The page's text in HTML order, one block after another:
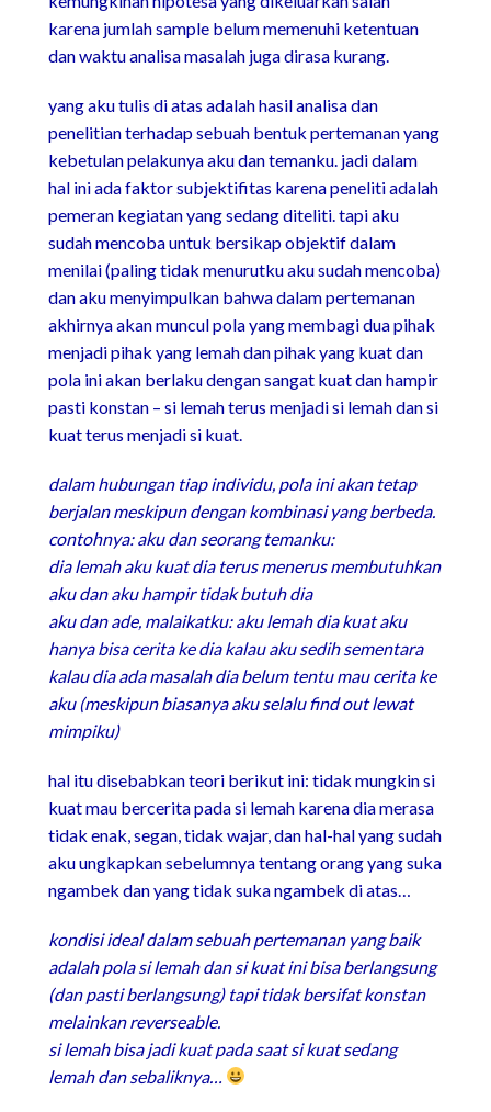
karena jumlah sample belum memenuhi ketentuan
dan waktu analisa masalah juga dirasa kurang.
yang aku tulis di atas adalah hasil analisa dan
penelitian terhadap sebuah bentuk pertemanan yang
kebetulan pelakunya aku dan temanku. jadi dalam
hal ini ada faktor subjektifitas karena peneliti adalah
pemeran kegiatan yang sedang diteliti. tapi aku
sudah mencoba untuk bersikap objektif dalam
menilai (paling tidak menurutku aku sudah mencoba)
dan aku menyimpulkan bahwa dalam pertemanan
akhirnya akan muncul pola yang membagi dua pihak
menjadi pihak yang lemah dan pihak yang kuat dan
pola ini akan berlaku dengan sangat kuat dan hampir
pasti konstan – si lemah terus menjadi si lemah dan si
kuat terus menjadi si kuat.
dalam hubungan tiap individu, pola ini akan tetap
berjalan meskipun dengan kombinasi yang berbeda.
contohnya: aku dan seorang temanku:
dia lemah aku kuat dia terus menerus membutuhkan
aku dan aku hampir tidak butuh dia
aku dan ade, malaikatku: aku lemah dia kuat aku
hanya bisa cerita ke dia kalau aku sedih sementara
kalau dia ada masalah dia belum tentu mau cerita ke
aku (meskipun biasanya aku selalu find out lewat
mimpiku)
hal itu disebabkan teori berikut ini: tidak mungkin si
kuat mau bercerita pada si lemah karena dia merasa
tidak enak, segan, tidak wajar, dan hal-hal yang sudah
aku ungkapkan sebelumnya tentang orang yang suka
ngambek dan yang tidak suka ngambek di atas…
kondisi ideal dalam sebuah pertemanan yang baik
adalah pola si lemah dan si kuat ini bisa berlangsung
(dan pasti berlangsung) tapi tidak bersifat konstan
melainkan reverseable.
si lemah bisa jadi kuat pada saat si kuat sedang
lemah dan sebaliknya…